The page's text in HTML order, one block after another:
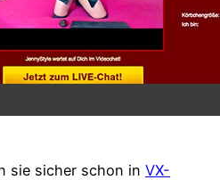
sie sicher schon in VX-